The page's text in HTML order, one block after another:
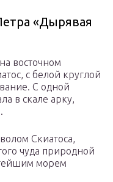
«Дырявая
восточном
с белой круглой
С одной
в скале арку,
Скиатоса,
чуда природной
морем